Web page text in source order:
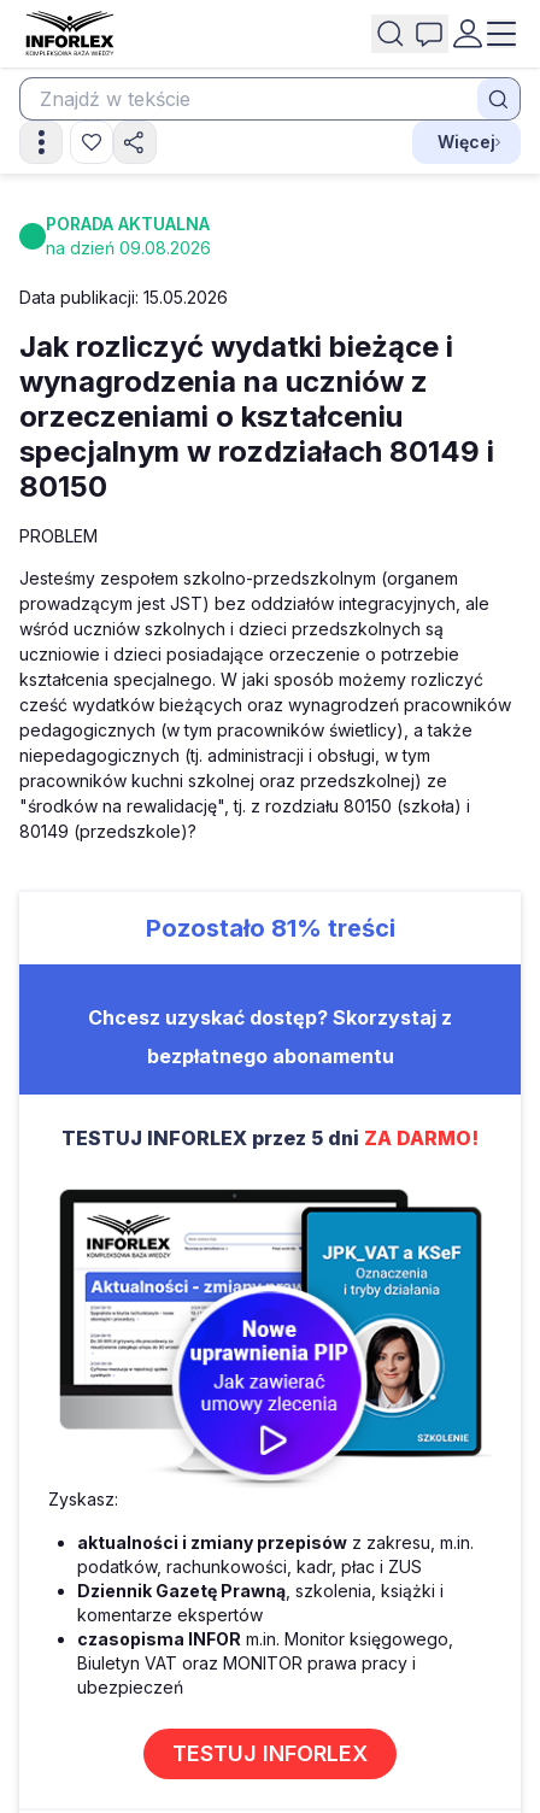
Więcej
PORADA AKTUALNA
na dzień 09.08.2026
Data publikacji: 15.05.2026
Jak rozliczyć wydatki bieżące i
wynagrodzenia na uczniów z
orzeczeniami o kształceniu
specjalnym w rozdziałach 80149 i
80150
PROBLEM
Jesteśmy zespołem szkolno-przedszkolnym (organem
prowadzącym jest JST) bez oddziałów integracyjnych, ale
wśród uczniów szkolnych i dzieci przedszkolnych są
uczniowie i dzieci posiadające orzeczenie o potrzebie
kształcenia specjalnego. W jaki sposób możemy rozliczyć
cześć wydatków bieżących oraz wynagrodzeń pracowników
pedagogicznych (w tym pracowników świetlicy), a także
niepedagogicznych (tj. administracji i obsługi, w tym
pracowników kuchni szkolnej oraz przedszkolnej) ze
"środków na rewalidację", tj. z rozdziału 80150 (szkoła) i
80149 (przedszkole)?
Pozostało 81% treści
Chcesz uzyskać dostęp? Skorzystaj z
bezpłatnego abonamentu
TESTUJ INFORLEX przez 5 dni ZA DARMO!
Zyskasz:
aktualności i zmiany przepisów z zakresu, m.in.
podatków, rachunkowości, kadr, płac i ZUS
Dziennik Gazetę Prawną , szkolenia, książki i
komentarze ekspertów
czasopisma INFOR m.in. Monitor księgowego,
Biuletyn VAT oraz MONITOR prawa pracy i
ubezpieczeń
TESTUJ INFORLEX